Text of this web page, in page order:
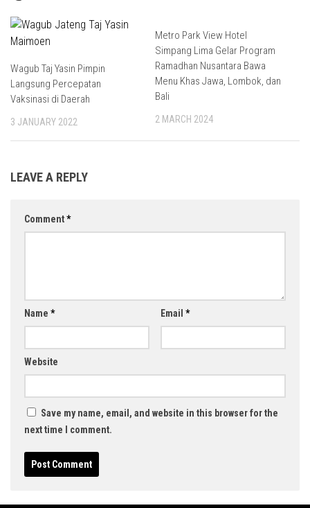
Wagub Taj Yasin Pimpin
Langsung Percepatan
Vaksinasi di Daerah
3 JANUARY 2022
Metro Park View Hotel
Simpang Lima Gelar Program
Ramadhan Nusantara Bawa
Menu Khas Jawa, Lombok, dan
Bali
2 MARCH 2024
LEAVE A REPLY
Comment*
Name * Email *
Website
Save my name, email, and website in this browser for the
next time I comment.